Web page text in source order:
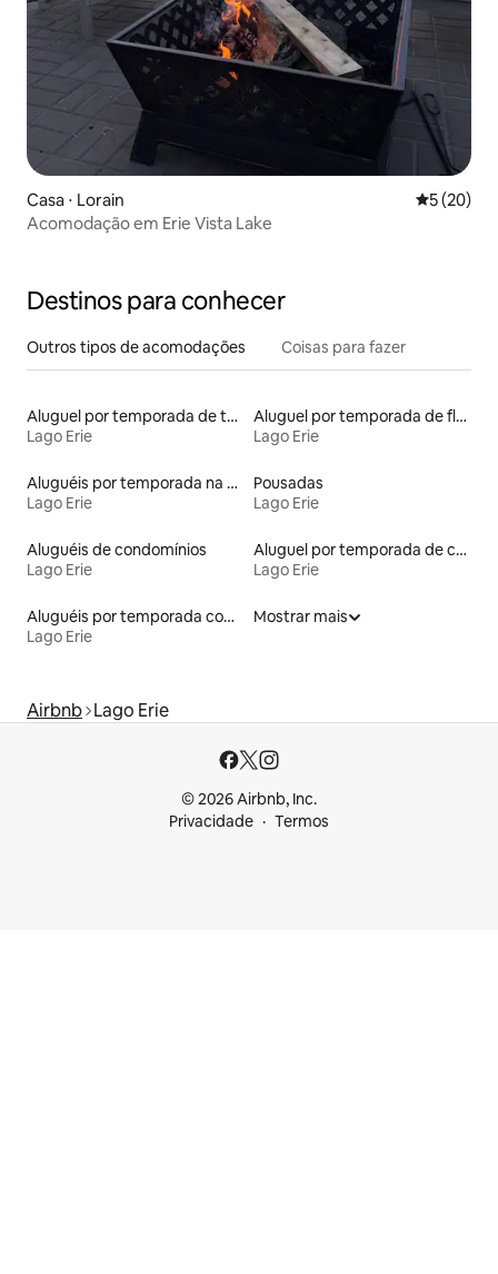
Casa ⋅ Lorain 5 de uma
5 (20)
Acomodação em Erie Vista Lake
Destinos para conhecer
Outros tipos de acomodações Coisas para fazer
Aluguel por temporada de townhouses
Lago Erie
Aluguel por temporada de flats
Lago Erie
Aluguéis por temporada na orla
Lago Erie
Pousadas
Lago Erie
Aluguéis de condomínios
Lago Erie
Aluguel por temporada de casas de veraneio
Lago Erie
Aluguéis por temporada com banheiro para PCD
Lago Erie
Mostrar mais
Airbnb Lago Erie
© 2026 Airbnb, Inc.
Privacidade
Termos